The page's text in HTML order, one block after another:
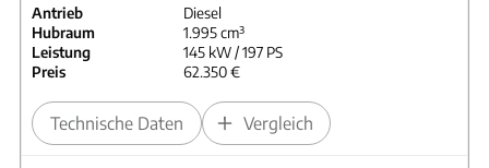
Antrieb
Diesel
Hubraum
1.995 cm³
Leistung
145 kW / 197 PS
Preis
62.350 €
Technische Daten Vergleich